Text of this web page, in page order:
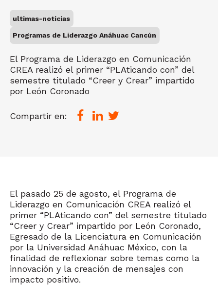
ultimas-noticias
Programas de Liderazgo Anáhuac Cancún
El Programa de Liderazgo en Comunicación
CREA realizó el primer “PLAticando con” del
semestre titulado “Creer y Crear” impartido
por León Coronado
Compartir en:
El pasado 25 de agosto, el Programa de
Liderazgo en Comunicación CREA realizó el
primer “PLAticando con” del semestre titulado
“Creer y Crear” impartido por León Coronado,
Egresado de la Licenciatura en Comunicación
por la Universidad Anáhuac México, con la
finalidad de reflexionar sobre temas como la
innovación y la creación de mensajes con
impacto positivo.